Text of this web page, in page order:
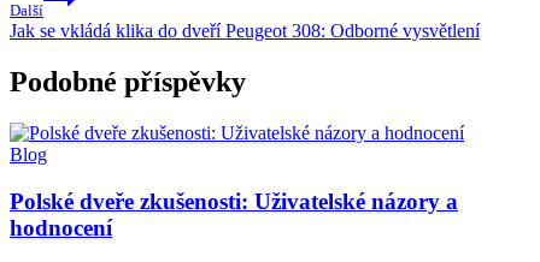
Další
Jak se vkládá klika do dveří Peugeot 308: Odborné vysvětlení
Podobné příspěvky
Blog
Polské dveře zkušenosti: Uživatelské názory a
hodnocení